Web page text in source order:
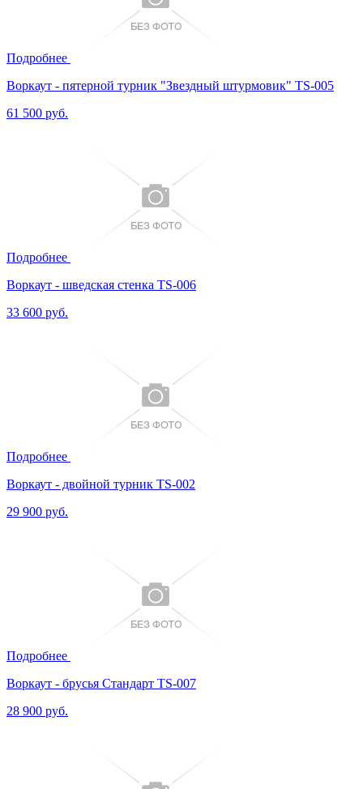
Подробнее
Воркаут - пятерной турник "Звездный штурмовик" TS-005
61 500 руб.
Подробнее
Воркаут - шведская стенка TS-006
33 600 руб.
Подробнее
Воркаут - двойной турник TS-002
29 900 руб.
Подробнее
Воркаут - брусья Стандарт TS-007
28 900 руб.